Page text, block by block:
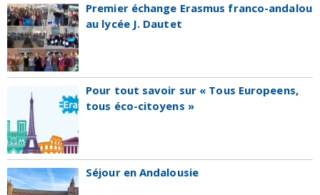
Premier échange Erasmus franco-andalou
au lycée J. Dautet
Pour tout savoir sur « Tous Europeens,
tous éco-citoyens »
Séjour en Andalousie